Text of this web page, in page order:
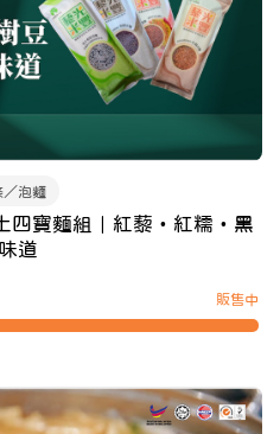
／泡麵
四寶麵組｜紅藜・紅糯・黑
道
販售中